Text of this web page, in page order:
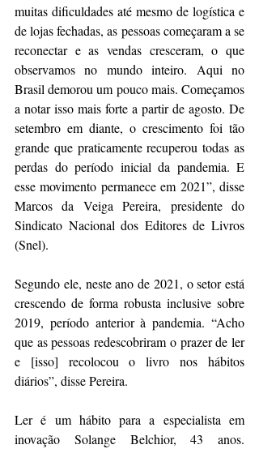
muitas dificuldades até mesmo de logística e
de lojas fechadas, as pessoas começaram a se
reconectar e as vendas cresceram, o que
observamos no mundo inteiro. Aqui no
Brasil demorou um pouco mais. Começamos
a notar isso mais forte a partir de agosto. De
setembro em diante, o crescimento foi tão
grande que praticamente recuperou todas as
perdas do período inicial da pandemia. E
esse movimento permanece em 2021”, disse
Marcos da Veiga Pereira, presidente do
Sindicato Nacional dos Editores de Livros
(Snel).
Segundo ele, neste ano de 2021, o setor está
crescendo de forma robusta inclusive sobre
2019, período anterior à pandemia. “Acho
que as pessoas redescobriram o prazer de ler
e [isso] recolocou o livro nos hábitos
diários”, disse Pereira.
Ler é um hábito para a especialista em
inovação Solange Belchior, 43 anos.